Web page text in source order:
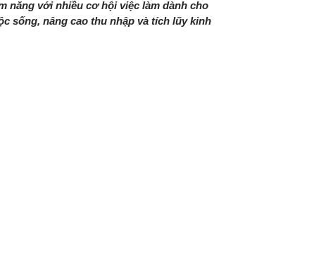
năng với nhiều cơ hội việc làm dành cho
sống, nâng cao thu nhập và tích lũy kinh